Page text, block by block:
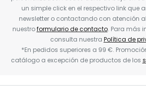
un simple click en el respectivo link que
newsletter o contactando con atención
nuestroformulario de contacto. Para más
consulta nuestra Política de
*En pedidos superiores a 99 €.
catálogo a excepción de productos de los